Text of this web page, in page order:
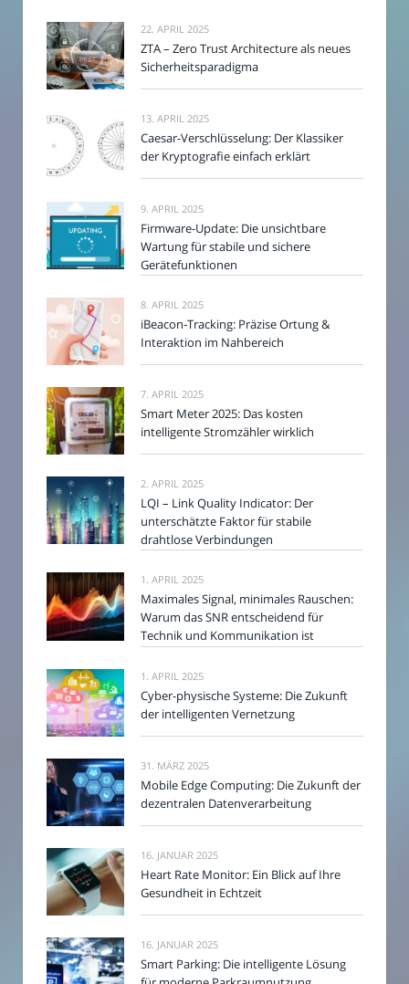
22. APRIL 2025
ZTA – Zero Trust Architecture als neues
Sicherheitsparadigma
13. APRIL 2025
Caesar-Verschlüsselung: Der Klassiker
der Kryptografie einfach erklärt
9. APRIL 2025
Firmware-Update: Die unsichtbare
Wartung für stabile und sichere
Gerätefunktionen
8. APRIL 2025
iBeacon-Tracking: Präzise Ortung &
Interaktion im Nahbereich
7. APRIL 2025
Smart Meter 2025: Das kosten
intelligente Stromzähler wirklich
2. APRIL 2025
LQI – Link Quality Indicator: Der
unterschätzte Faktor für stabile
drahtlose Verbindungen
1. APRIL 2025
Maximales Signal, minimales Rauschen:
Warum das SNR entscheidend für
Technik und Kommunikation ist
1. APRIL 2025
Cyber-physische Systeme: Die Zukunft
der intelligenten Vernetzung
31. MÄRZ 2025
Mobile Edge Computing: Die Zukunft der
dezentralen Datenverarbeitung
16. JANUAR 2025
Heart Rate Monitor: Ein Blick auf Ihre
Gesundheit in Echtzeit
16. JANUAR 2025
Smart Parking: Die intelligente Lösung